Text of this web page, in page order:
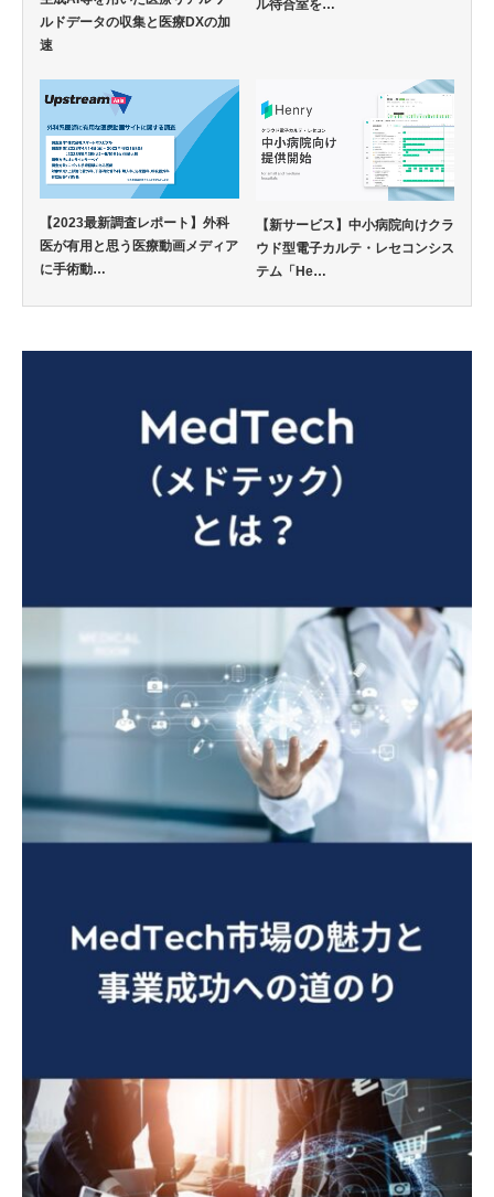
ルドデータの収集と医療DXの加
速
ル待合室を…
【2023最新調査レポート】外科
医が有用と思う医療動画メディア
に手術動…
【新サービス】中小病院向けクラ
ウド型電子カルテ・レセコンシス
テム「He…